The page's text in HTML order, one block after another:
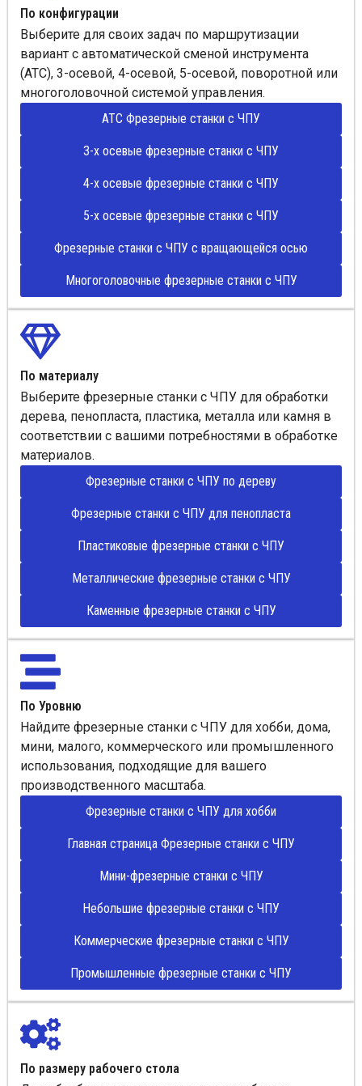
По конфигурации
Выберите для своих задач по маршрутизации
вариант с автоматической сменой инструмента
(ATC), 3-осевой, 4-осевой, 5-осевой, поворотной или
многоголовочной системой управления.
ATC Фрезерные станки с ЧПУ
3-х осевые фрезерные станки с ЧПУ
4-х осевые фрезерные станки с ЧПУ
5-х осевые фрезерные станки с ЧПУ
Фрезерные станки с ЧПУ с вращающейся осью
Многоголовочные фрезерные станки с ЧПУ
По материалу
Выберите фрезерные станки с ЧПУ для обработки
дерева, пенопласта, пластика, металла или камня в
соответствии с вашими потребностями в обработке
материалов.
Фрезерные станки с ЧПУ по дереву
Фрезерные станки с ЧПУ для пенопласта
Пластиковые фрезерные станки с ЧПУ
Металлические фрезерные станки с ЧПУ
Каменные фрезерные станки с ЧПУ
По Уровню
Найдите фрезерные станки с ЧПУ для хобби, дома,
мини, малого, коммерческого или промышленного
использования, подходящие для вашего
производственного масштаба.
Фрезерные станки с ЧПУ для хобби
Главная страница Фрезерные станки с ЧПУ
Мини-фрезерные станки с ЧПУ
Небольшие фрезерные станки с ЧПУ
Коммерческие фрезерные станки с ЧПУ
Промышленные фрезерные станки с ЧПУ
По размеру рабочего стола